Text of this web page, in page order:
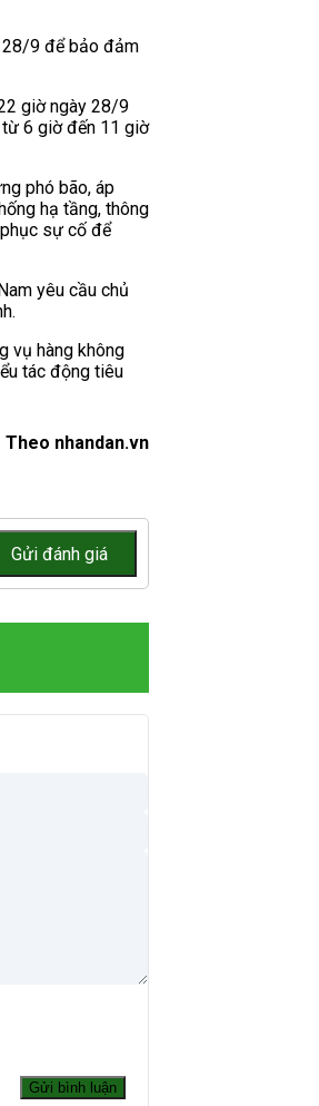
28/9 để bảo đảm
giờ ngày 28/9
6 giờ đến 11 giờ
phó bão, áp
hạ tầng, thông
sự cố để
yêu cầu chủ
vụ hàng không
tác động tiêu
Theo nhandan.vn